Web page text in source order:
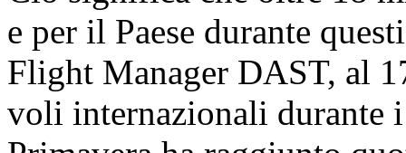
e per il Paese durante
Flight Manager DAST, al
voli internazionali durante